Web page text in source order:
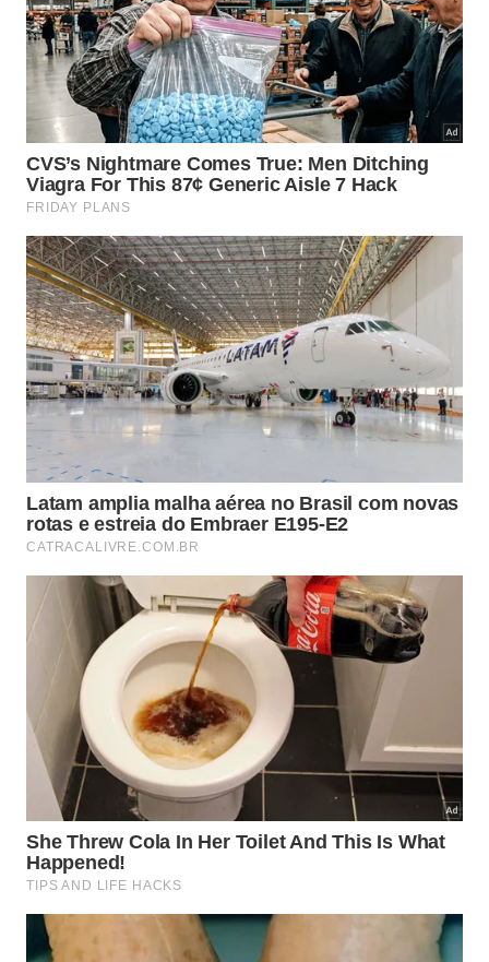
Ao final, descarte as folhas e deixe a porta aberta
por alguns minutos para ventilar. Se o cheiro
persistir, o problema pode ser gordura acumulada
nas paredes, grade ou fundo do forno, exigindo uma
limpezamaisprofunda.
Faça o passo a passo nesta ordem:
Espere o forno esfriar completamente antes de
Remova restos de comida e gordura aparente.
Coloque hortelã fresca ou seca em recipiente
aberto.
Deixe agir de 2 a 6 horas com a porta fechada.
Retire as folhas antes de ligar o forno novamente.